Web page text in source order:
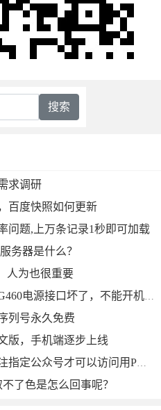
搜索
求调研
百度快照如何更新
问题,上万条记录1秒即可加载
务器是什么？
人为也很重要
梧州哪里有修笔记本？联想G460电源接口坏了，不能开机的修理过程
列号永久免费
版，手机端逐步上线
网站业务功能块需要用户关注指定公众号才可以访问用PHP如何实现,从而达到吸粉效果
了色是怎么回事呢？